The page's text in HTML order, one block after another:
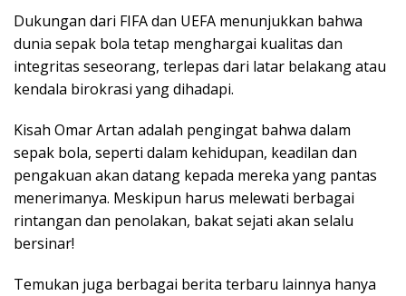
Dukungan dari FIFA dan UEFA menunjukkan bahwa
dunia sepak bola tetap menghargai kualitas dan
integritas seseorang, terlepas dari latar belakang atau
kendala birokrasi yang dihadapi.
Kisah Omar Artan adalah pengingat bahwa dalam
sepak bola, seperti dalam kehidupan, keadilan dan
pengakuan akan datang kepada mereka yang pantas
menerimanya. Meskipun harus melewati berbagai
rintangan dan penolakan, bakat sejati akan selalu
bersinar!
Temukan juga berbagai berita terbaru lainnya hanya